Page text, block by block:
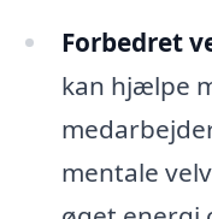
Forbedret
kan hjælpe
mentale